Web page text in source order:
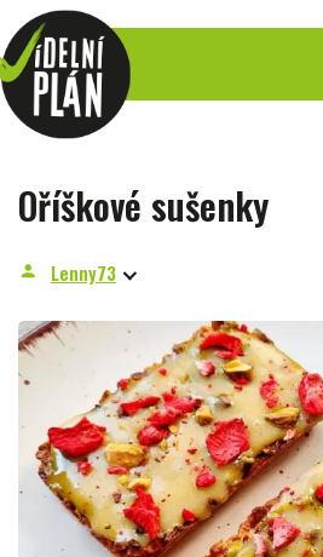
Oříškové sušenky
person Lenny73